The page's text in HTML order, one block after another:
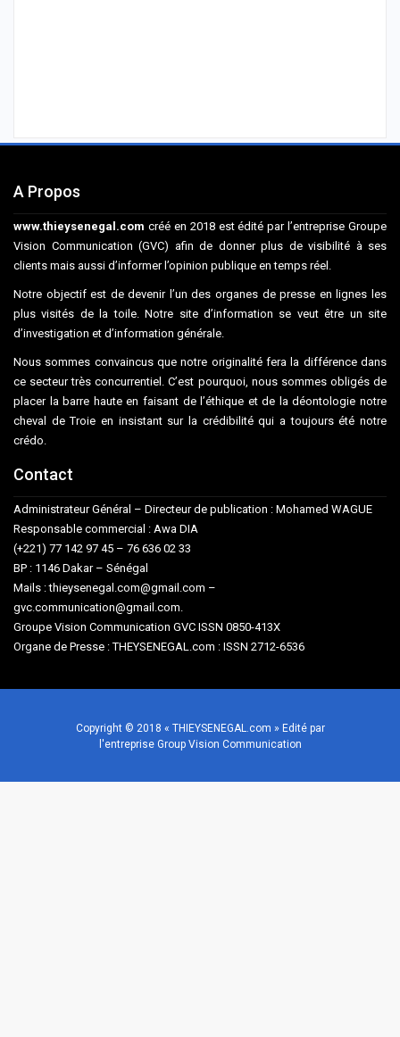
A Propos
www.thieysenegal.com créé en 2018 est édité par l’entreprise Groupe
Vision Communication (GVC) afin de donner plus de visibilité à ses
clients mais aussi d’informer l’opinion publique en temps réel.
Notre objectif est de devenir l’un des organes de presse en lignes les
plus visités de la toile. Notre site d’information se veut être un site
d’investigation et d’information générale.
Nous sommes convaincus que notre originalité fera la différence dans
ce secteur très concurrentiel. C’est pourquoi, nous sommes obligés de
placer la barre haute en faisant de l’éthique et de la déontologie notre
cheval de Troie en insistant sur la crédibilité qui a toujours été notre
crédo.
Contact
Administrateur Général – Directeur de publication : Mohamed WAGUE
Responsable commercial : Awa DIA
(+221) 77 142 97 45 – 76 636 02 33
BP : 1146 Dakar – Sénégal
Mails : thieysenegal.com@gmail.com –
gvc.communication@gmail.com.
Groupe Vision Communication GVC ISSN 0850-413X
Organe de Presse : THEYSENEGAL.com : ISSN 2712-6536
Copyright © 2018 « THIEYSENEGAL.com » Edité par
l'entreprise Group Vision Communication